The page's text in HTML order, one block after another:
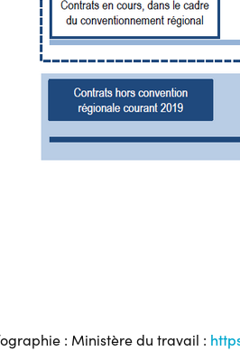
: Ministère du travail :